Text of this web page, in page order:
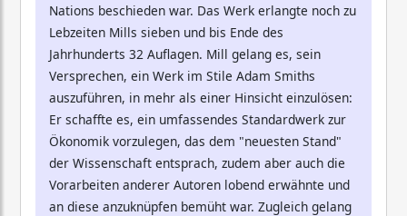
Nations beschieden war. Das Werk erlangte noch zu
Lebzeiten Mills sieben und bis Ende des
Jahrhunderts 32 Auflagen. Mill gelang es, sein
Versprechen, ein Werk im Stile Adam Smiths
auszuführen, in mehr als einer Hinsicht einzulösen:
Er schaffte es, ein umfassendes Standardwerk zur
Ökonomik vorzulegen, das dem "neuesten Stand"
der Wissenschaft entsprach, zudem aber auch die
Vorarbeiten anderer Autoren lobend erwähnte und
an diese anzuknüpfen bemüht war. Zugleich gelang